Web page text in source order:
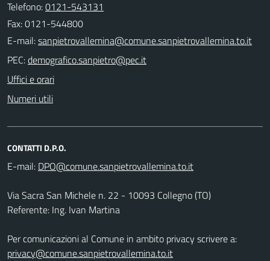
Telefono:0121-543131
Fax: 0121-544800
E-mail:
PEC:
Uffici e orari
Numeri utili
CONTATTI D.P.O.
E-mail:
Via Sacra San Michele n. 22 - 10093 Collegno (TO)
Referente: Ing. Ivan Martina
Per comunicazioni al Comune in ambito privacy scrivere a:
privacy@comune.sanpietrovallemina.to.it